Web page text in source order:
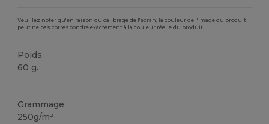
Veuillez noter qu'en raison du calibrage de l'écran, la couleur de l'image du produit
peut ne pas correspondre exactement à la couleur réelle du produit.
Poids
60 g.
Grammage
250g/m²